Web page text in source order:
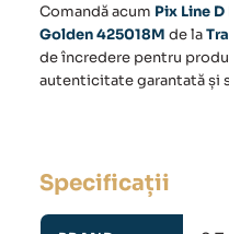
Comandă acum Pix Line
Golden 425018M de la
de încredere pentru
autenticitate garantată și
Specificații